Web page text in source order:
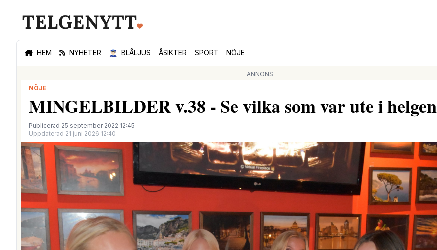
HEM NYHETER 👮🏻‍♂️ BLÅLJUS ÅSIKTER SPORT NÖJE
ANNONS
NÖJE
MINGELBILDER v.38 - Se vilka som var ute i helgen
Publicerad 25 september 2022 12:45
Uppdaterad 21 juni 2026 12:40